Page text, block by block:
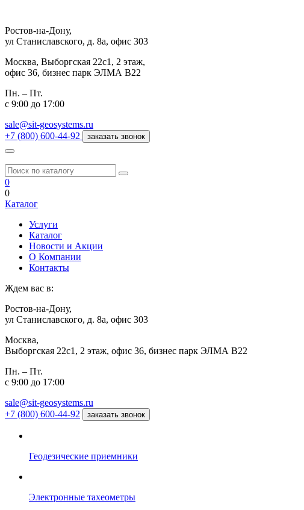
Ростов-на-Дону,
ул Станиславского, д. 8а, офис 303
Москва, Выборгская 22с1, 2 этаж,
офис 36, бизнес парк ЭЛМА В22
Пн. – Пт.
с 9:00 до 17:00
sale@sit-geosystems.ru
+7 (800) 600-44-92
заказать звонок
0
0
Каталог
Услуги
Каталог
Новости и Акции
О Компании
Контакты
Ждем вас в:
Ростов-на-Дону,
ул Станиславского, д. 8а, офис 303
Москва,
Выборгская 22с1, 2 этаж, офис 36, бизнес парк ЭЛМА В22
Пн. – Пт.
с 9:00 до 17:00
sale@sit-geosystems.ru
+7 (800) 600-44-92
заказать звонок
Геодезические приемники
Электронные тахеометры